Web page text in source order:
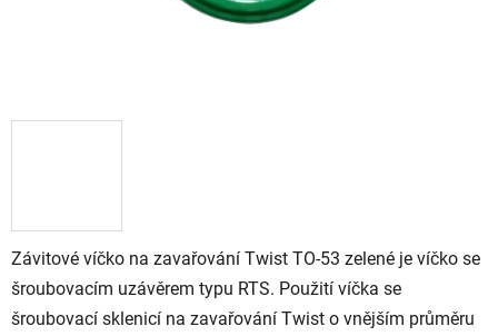
Závitové víčko na zavařování Twist TO-53 zelené je víčko se
šroubovacím uzávěrem typu RTS. Použití víčka se
šroubovací sklenicí na zavařování Twist o vnějším průměru